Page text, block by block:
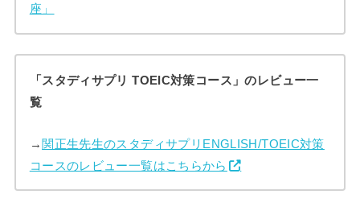
座」
「スタディサプリ TOEIC対策コース」のレビュー一
覧
→ 関正生先生のスタディサプリENGLISH/TOEIC対策
コースのレビュー一覧はこちらから